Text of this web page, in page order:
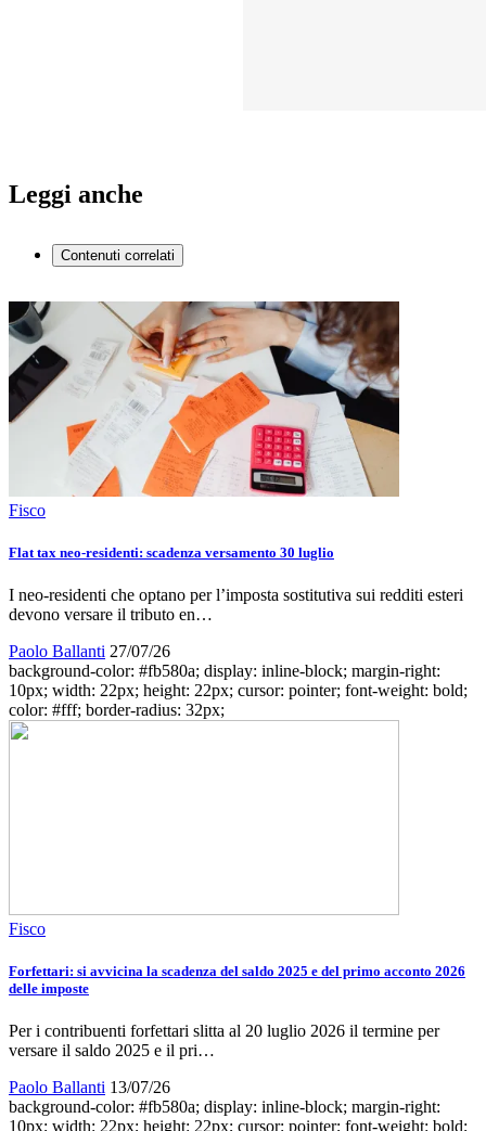
Leggi anche
Contenuti correlati
Fisco
Flat tax neo-residenti: scadenza versamento 30 luglio
I neo-residenti che optano per l’imposta sostitutiva sui redditi esteri
devono versare il tributo en…
Paolo Ballanti 27/07/26
background-color: #fb580a; display: inline-block; margin-right:
10px; width: 22px; height: 22px; cursor: pointer; font-weight: bold;
color: #fff; border-radius: 32px;
Fisco
Forfettari: si avvicina la scadenza del saldo 2025 e del primo acconto 2026
delle imposte
Per i contribuenti forfettari slitta al 20 luglio 2026 il termine per
versare il saldo 2025 e il pri…
Paolo Ballanti 13/07/26
background-color: #fb580a; display: inline-block; margin-right:
10px; width: 22px; height: 22px; cursor: pointer; font-weight: bold;